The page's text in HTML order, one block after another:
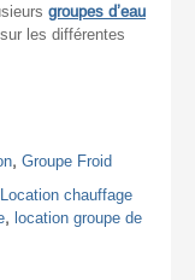
groupes d’eau
les différentes
, Groupe Froid
Location chauffage
, location groupe de